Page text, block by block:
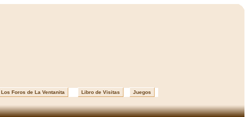
Los Foros de La Ventanita Libro de Visitas Juegos